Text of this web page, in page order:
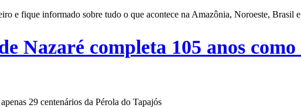
e fique informado sobre tudo o que acontece na Amazônia, Noroeste, Brasil
Nazaré completa 105 anos
29 centenários da Pérola do Tapajós